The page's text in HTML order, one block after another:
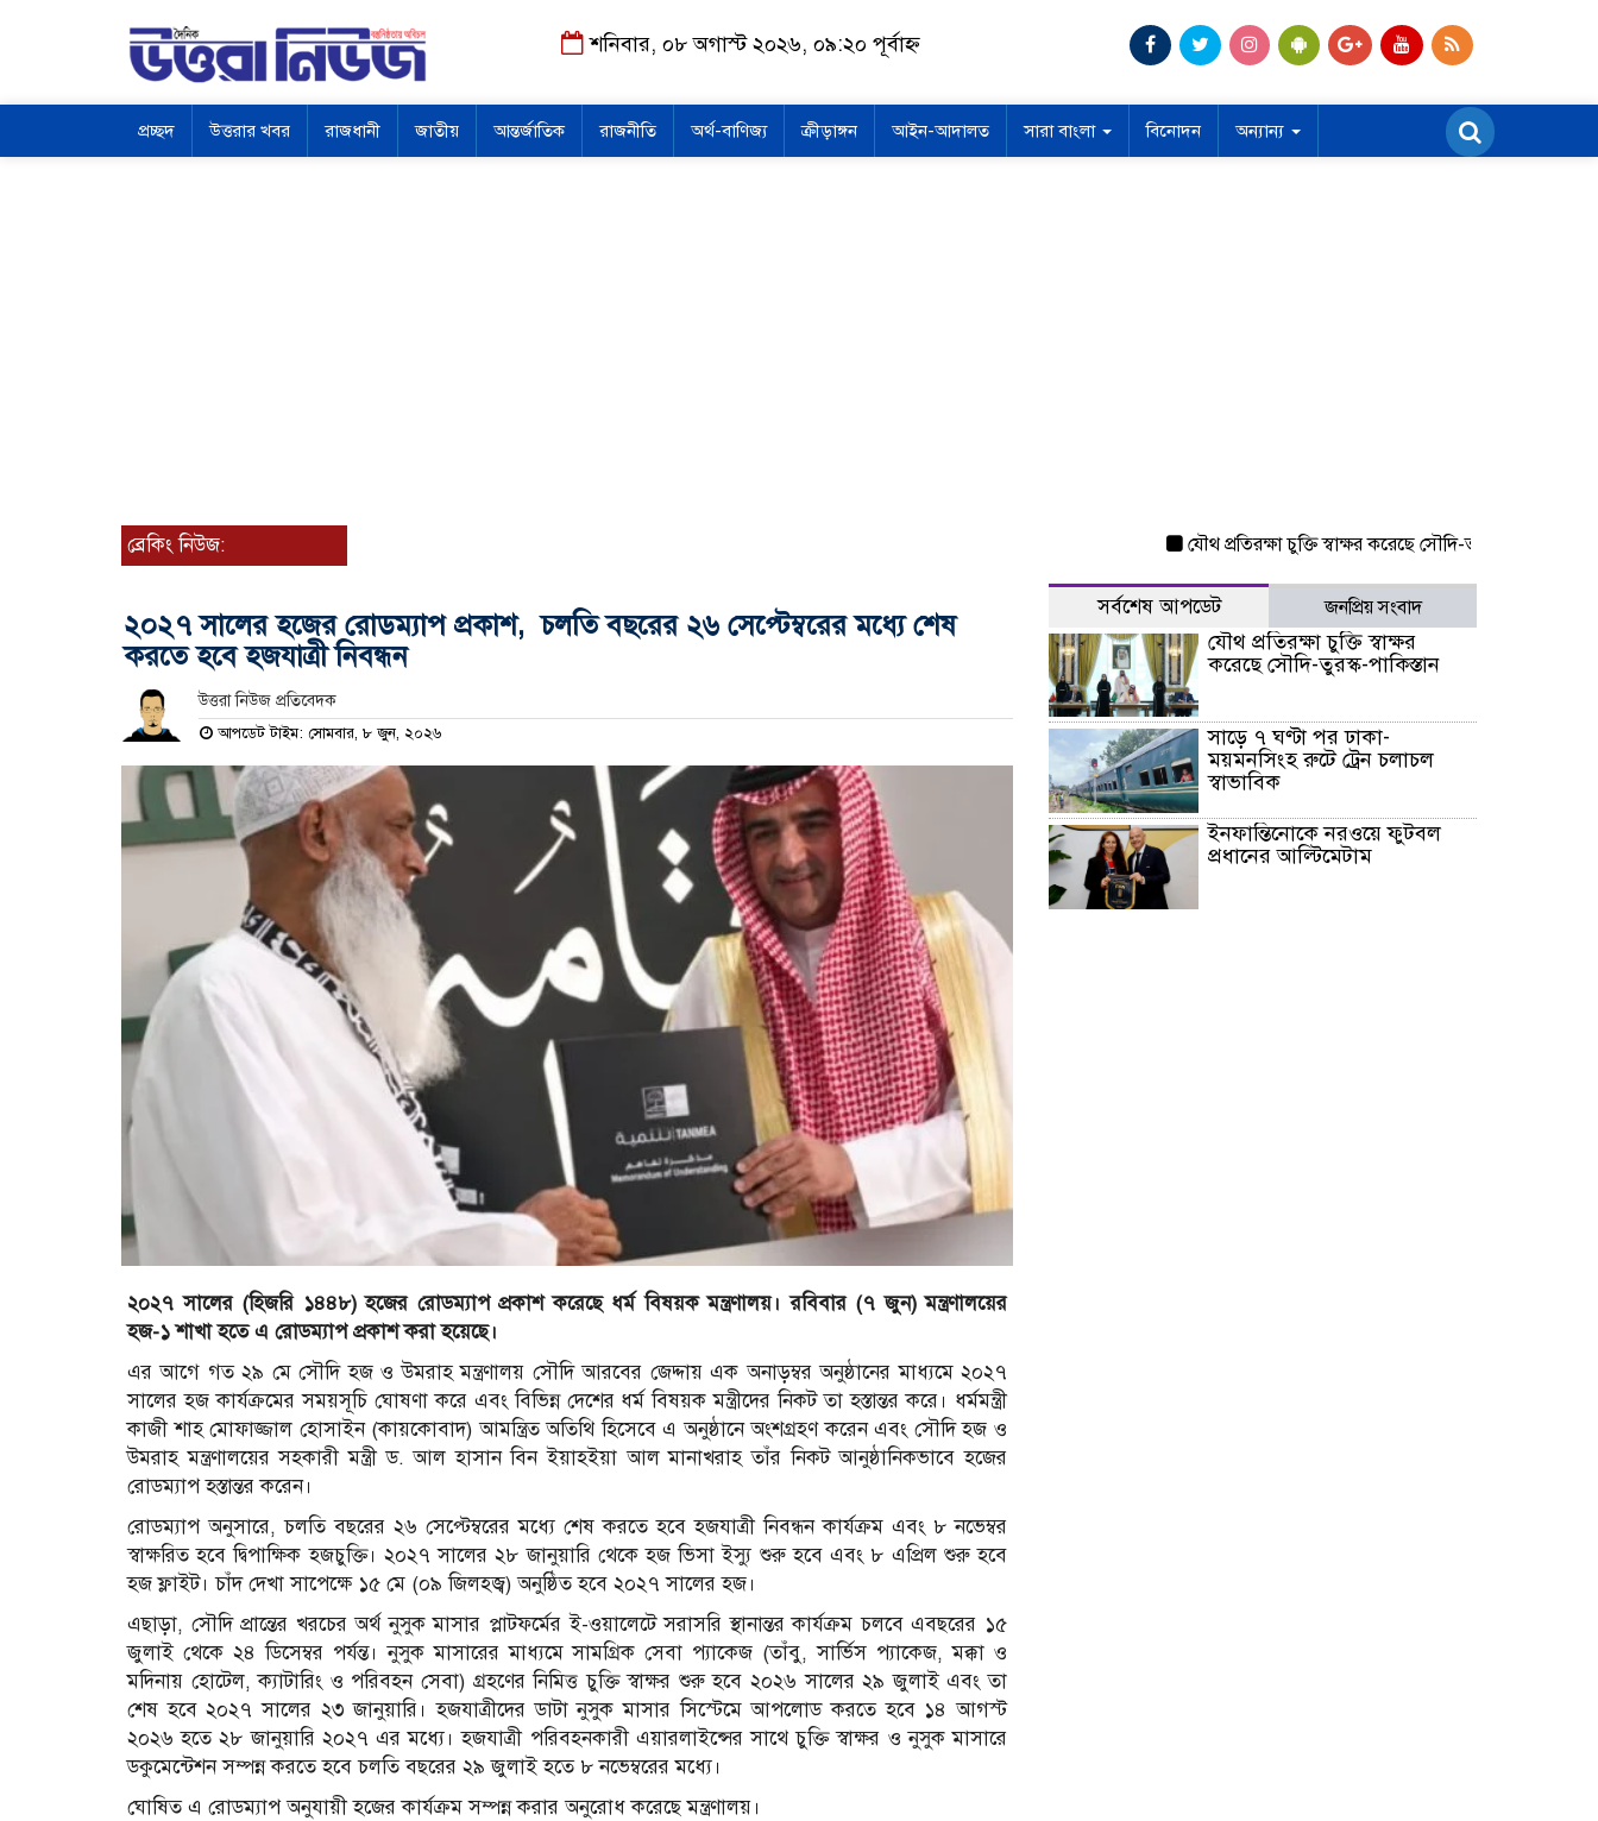
শনিবার, ০৮ অগাস্ট ২০২৬, ০৯:২০ পূর্বাহ্ন
প্রচ্ছদ উত্তরার খবর রাজধানী জাতীয় আন্তর্জাতিক রাজনীতি অর্থ-বাণিজ্য ক্রীড়াঙ্গন আইন-আদালত সারা বাংলা বিনোদন অন্যান্য
ব্রেকিং নিউজ: যৌথ প্রতিরক্ষা চুক্তি স্বাক্ষর করেছে সৌদি-তুরস্ক-পাকিস্তান
২০২৭ সালের হজের রোডম্যাপ প্রকাশ, চলতি বছরের ২৬ সেপ্টেম্বরের মধ্যে শেষ
করতে হবে হজযাত্রী নিবন্ধন
উত্তরা নিউজ প্রতিবেদক
আপডেট টাইম: সোমবার, ৮ জুন, ২০২৬
২০২৭ সালের (হিজরি ১৪৪৮) হজের রোডম্যাপ প্রকাশ করেছে ধর্ম বিষয়ক মন্ত্রণালয়। রবিবার (৭ জুন) মন্ত্রণালয়ের
হজ-১ শাখা হতে এ রোডম্যাপ প্রকাশ করা হয়েছে।
এর আগে গত ২৯ মে সৌদি হজ ও উমরাহ মন্ত্রণালয় সৌদি আরবের জেদ্দায় এক অনাড়ম্বর অনুষ্ঠানের মাধ্যমে ২০২৭
সালের হজ কার্যক্রমের সময়সূচি ঘোষণা করে এবং বিভিন্ন দেশের ধর্ম বিষয়ক মন্ত্রীদের নিকট তা হস্তান্তর করে। ধর্মমন্ত্রী
কাজী শাহ মোফাজ্জাল হোসাইন (কায়কোবাদ) আমন্ত্রিত অতিথি হিসেবে এ অনুষ্ঠানে অংশগ্রহণ করেন এবং সৌদি হজ ও
উমরাহ মন্ত্রণালয়ের সহকারী মন্ত্রী ড. আল হাসান বিন ইয়াহইয়া আল মানাখরাহ তাঁর নিকট আনুষ্ঠানিকভাবে হজের
রোডম্যাপ হস্তান্তর করেন।
রোডম্যাপ অনুসারে, চলতি বছরের ২৬ সেপ্টেম্বরের মধ্যে শেষ করতে হবে হজযাত্রী নিবন্ধন কার্যক্রম এবং ৮ নভেম্বর
স্বাক্ষরিত হবে দ্বিপাক্ষিক হজচুক্তি। ২০২৭ সালের ২৮ জানুয়ারি থেকে হজ ভিসা ইস্যু শুরু হবে এবং ৮ এপ্রিল শুরু হবে
হজ ফ্লাইট। চাঁদ দেখা সাপেক্ষে ১৫ মে (০৯ জিলহজ্ব) অনুষ্ঠিত হবে ২০২৭ সালের হজ।
এছাড়া, সৌদি প্রান্তের খরচের অর্থ নুসুক মাসার প্লাটফর্মের ই-ওয়ালেটে সরাসরি স্থানান্তর কার্যক্রম চলবে এবছরের ১৫
জুলাই থেকে ২৪ ডিসেম্বর পর্যন্ত। নুসুক মাসারের মাধ্যমে সামগ্রিক সেবা প্যাকেজ (তাঁবু, সার্ভিস প্যাকেজ, মক্কা ও
মদিনায় হোটেল, ক্যাটারিং ও পরিবহন সেবা) গ্রহণের নিমিত্ত চুক্তি স্বাক্ষর শুরু হবে ২০২৬ সালের ২৯ জুলাই এবং তা
শেষ হবে ২০২৭ সালের ২৩ জানুয়ারি। হজযাত্রীদের ডাটা নুসুক মাসার সিস্টেমে আপলোড করতে হবে ১৪ আগস্ট
২০২৬ হতে ২৮ জানুয়ারি ২০২৭ এর মধ্যে। হজযাত্রী পরিবহনকারী এয়ারলাইন্সের সাথে চুক্তি স্বাক্ষর ও নুসুক মাসারে
ডকুমেন্টেশন সম্পন্ন করতে হবে চলতি বছরের ২৯ জুলাই হতে ৮ নভেম্বরের মধ্যে।
ঘোষিত এ রোডম্যাপ অনুযায়ী হজের কার্যক্রম সম্পন্ন করার অনুরোধ করেছে মন্ত্রণালয়।
সর্বশেষ আপডেট জনপ্রিয় সংবাদ
যৌথ প্রতিরক্ষা চুক্তি স্বাক্ষর
করেছে সৌদি-তুরস্ক-পাকিস্তান
সাড়ে ৭ ঘণ্টা পর ঢাকা-
ময়মনসিংহ রুটে ট্রেন চলাচল
স্বাভাবিক
ইনফান্তিনোকে নরওয়ে ফুটবল
প্রধানের আল্টিমেটাম